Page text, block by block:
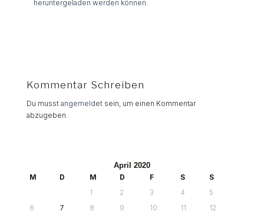
heruntergeladen werden können.
Kommentar Schreiben
Du musst angemeldetsein, um einen Kommentar
abzugeben.
April 2020
M
D M D F S
S
1
2 3 4
5
6
7 8 9 10 11
12